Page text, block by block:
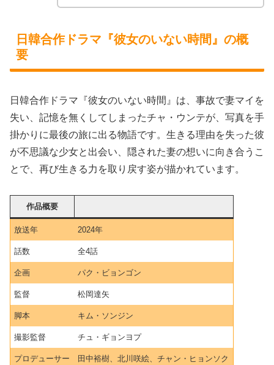
日韓合作ドラマ『彼女のいない時間』の概
要
日韓合作ドラマ『彼女のいない時間』は、事故で妻マイを
失い、記憶を無くしてしまったチャ・ウンテが、写真を手
掛かりに最後の旅に出る物語です。生きる理由を失った彼
が不思議な少女と出会い、隠された妻の想いに向き合うこ
とで、再び生きる力を取り戻す姿が描かれています。
作品概要
放送年 2024年
話数 全4話
企画 パク・ビョンゴン
監督 松岡達矢
脚本 キム・ソンジン
撮影監督 チュ・ギョンヨプ
プロデューサー 田中裕樹、北川咲絵、チャン・ヒョンソク